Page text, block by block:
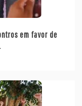
em favor de